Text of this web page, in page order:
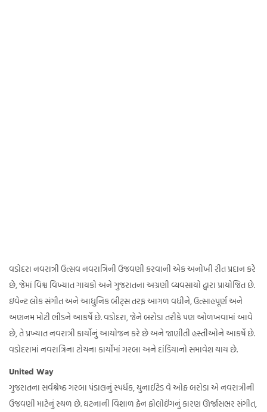
વડોદરા નવરાત્રી ઉત્સવ નવરાત્રિની ઉજવણી કરવાની એક અનોખી રીત પ્રદાન કરે
છે, જેમાં વિશ્વ વિખ્યાત ગાયકો અને ગુજરાતના અગ્રણી વ્યવસાયો દ્વારા પ્રાયોજિત છે.
ઇવેન્ટ લોક સંગીત અને આધુનિક બીટ્સ તરફ આગળ વધીને, ઉત્સાહપૂર્ણ અને
અણનમ મોટી ભીડને આકર્ષે છે. વડોદરા, જેને બરોડા તરીકે પણ ઓળખવામાં આવે
છે, તે પ્રખ્યાત નવરાત્રી કાર્યોનું આયોજન કરે છે અને જાણીતી હસ્તીઓને આકર્ષે છે.
વડોદરામાં નવરાત્રિના ટોચના કાર્યોમાં ગરબા અને દાંડિયાનો સમાવેશ થાય છે.
United Way
ગુજરાતના સર્વશ્રેષ્ઠ ગરબા પંડાલનું સ્પર્ધક, યુનાઈટેડ વે ઓફ બરોડા એ નવરાત્રીની
ઉજવણી માટેનું સ્થળ છે. ઘટનાની વિશાળ ફેન ફોલોઈંગનું કારણ ઊર્જાસભર સંગીત,